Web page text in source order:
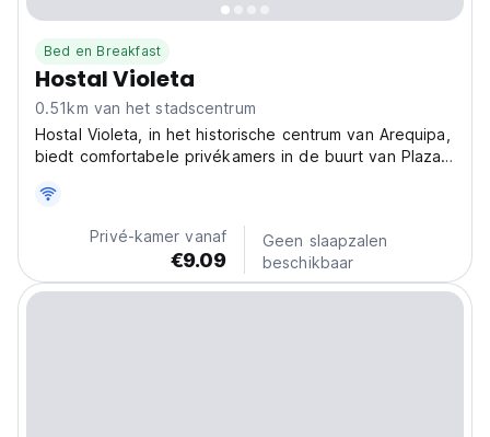
Bed en Breakfast
Hostal Violeta
0.51km van het stadscentrum
Hostal Violeta, in het historische centrum van Arequipa,
biedt comfortabele privékamers in de buurt van Plaza
is perfect om te verkennen. (Auto-translated from
Privé-kamer vanaf
€9.09
Geen slaapzalen
beschikbaar